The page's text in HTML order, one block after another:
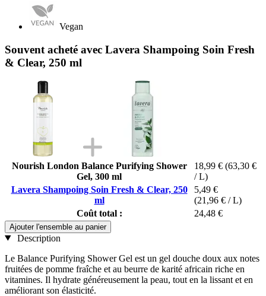
Vegan
Souvent acheté avec Lavera Shampoing Soin Fresh
& Clear, 250 ml
Nourish London Balance Purifying Shower
Gel, 300 ml
18,99 € (63,30 €
/ L)
Lavera Shampoing Soin Fresh & Clear, 250
ml
5,49 €
(21,96 € / L)
Coût total :
24,48 €
Ajouter l'ensemble au panier
Description
Le Balance Purifying Shower Gel est un gel douche doux aux notes
fruitées de pomme fraîche et au beurre de karité africain riche en
vitamines. Il hydrate généreusement la peau, tout en la lissant et en
améliorant son élasticité.